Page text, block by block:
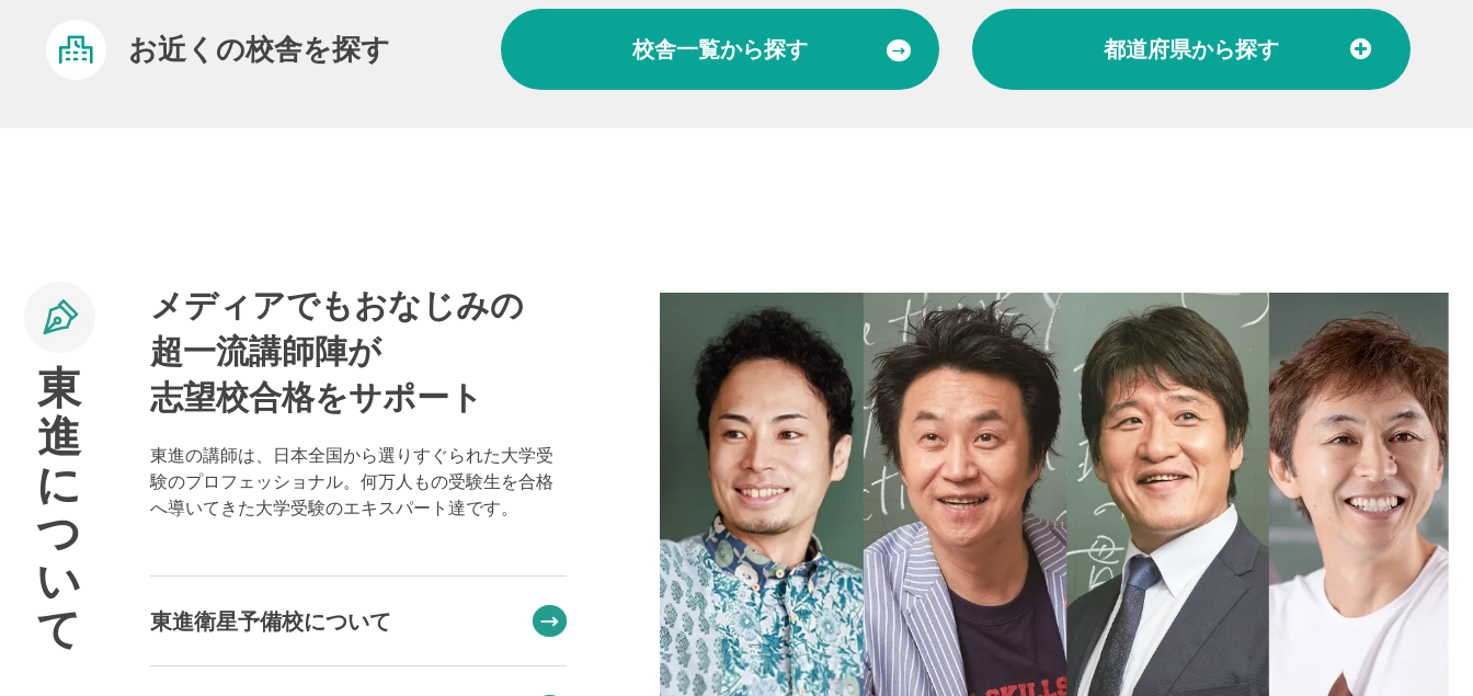
お近くの校舎を探す 校舎一覧から探す 都道府県から探す
中国 山口県
九州 福岡県 熊本県 長崎県
東
進
に
つ
い
て
メディアでもおなじみの
超一流講師陣が
志望校合格をサポート
東進の講師は、日本全国から選りすぐられた大学受
験のプロフェッショナル。何万人もの受験生を合格
へ導いてきた大学受験のエキスパート達です。
東進衛星予備校について